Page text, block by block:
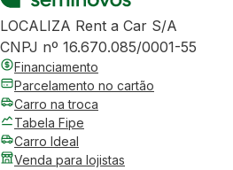
LOCALIZA Rent a Car S/A
CNPJ nº 16.670.085/0001-55
Financiamento
Parcelamento no cartão
Carro na troca
Tabela Fipe
Carro Ideal
Venda para lojistas